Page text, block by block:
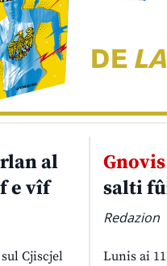
al
e vîf
Cjiscjel
salti
Redazion
Lunis ai